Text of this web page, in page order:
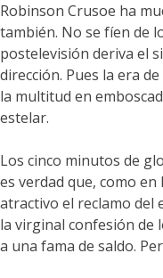
Robinson Crusoe ha
también. No se fíen de
postelevisión deriva el
dirección. Pues la era
la multitud en
estelar.
Los cinco minutos de
es verdad que, como
atractivo el reclamo del
la virginal confesión de
a una fama de saldo.